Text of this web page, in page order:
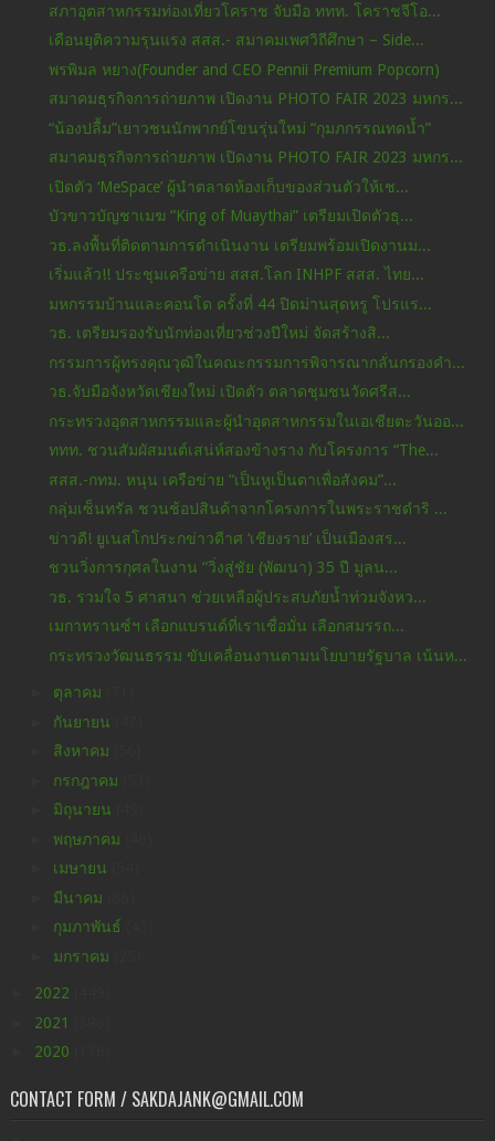
สภาอุตสาหกรรมท่องเที่ยวโคราช จับมือ ททท. โคราชจีโอ...
เดือนยุติความรุนแรง สสส.- สมาคมเพศวิถีศึกษา – Side...
พรพิมล หยาง(Founder and CEO Pennii Premium Popcorn)
สมาคมธุรกิจการถ่ายภาพ เปิดงาน PHOTO FAIR 2023 มหกร...
“น้องปลื้ม”เยาวชนนักพากย์โขนรุ่นใหม่ “กุมภกรรณทดน้ำ”
สมาคมธุรกิจการถ่ายภาพ เปิดงาน PHOTO FAIR 2023 มหกร...
เปิดตัว ‘MeSpace’ ผู้นำตลาดห้องเก็บของส่วนตัวให้เช...
บัวขาวบัญชาเมฆ “King of Muaythai” เตรียมเปิดตัวธุ...
วธ.ลงพื้นที่ติดตามการดำเนินงาน เตรียมพร้อมเปิดงานม...
เริ่มแล้ว!! ประชุมเครือข่าย สสส.โลก INHPF สสส. ไทย...
มหกรรมบ้านและคอนโด ครั้งที่ 44 ปิดม่านสุดหรู โปรแร...
วธ. เตรียมรองรับนักท่องเที่ยวช่วงปีใหม่ จัดสร้างสิ...
กรรมการผู้ทรงคุณวุฒิในคณะกรรมการพิจารณากลั่นกรองคำ...
วธ.จับมือจังหวัดเชียงใหม่ เปิดตัว ตลาดชุมชนวัดศรีส...
กระทรวงอุตสาหกรรมและผู้นำอุตสาหกรรมในเอเชียตะวันออ...
ททท. ชวนสัมผัสมนต์เสน่ห์สองข้างราง กับโครงการ “The...
สสส.-กทม. หนุน เครือข่าย “เป็นหูเป็นตาเพื่อสังคม”...
กลุ่มเซ็นทรัล ชวนช้อปสินค้าจากโครงการในพระราชดำริ ...
ข่าวดี! ยูเนสโกประกข่าวดีาศ ‘เชียงราย’ เป็นเมืองสร...
ชวนวิ่งการกุศลในงาน “วิ่งสู่ชัย (พัฒนา) 35 ปี มูลน...
วธ. รวมใจ 5 ศาสนา ช่วยเหลือผู้ประสบภัยน้ำท่วมจังหว...
เมกาทรานซ์ฯ เลือกแบรนด์ที่เราเชื่อมั่น เลือกสมรรถ...
กระทรวงวัฒนธรรม ขับเคลื่อนงานตามนโยบายรัฐบาล เน้นห...
ตุลาคม
กันยายน
สิงหาคม
กรกฎาคม
มิถุนายน
พฤษภาคม
เมษายน
มีนาคม
กุมภาพันธ์
มกราคม
2022
2021
2020
CONTACT FORM / SAKDAJANK@GMAIL.COM